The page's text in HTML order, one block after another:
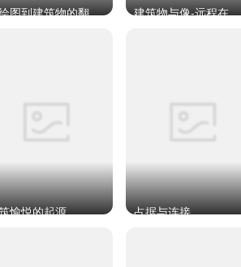
从绘图到建筑物的翻译及其他文章 建筑物与像-远程在场的影像逻辑
愉悦的起源 占据与连接